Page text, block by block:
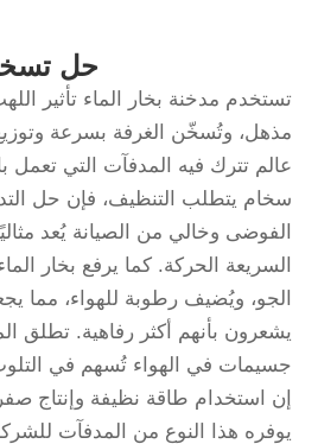
حل
تستخدم مدخنة بخار الماء تأثير
مذهل، وتُسخّن الغرفة بسرعة
عالم تترك فيه المدفآت التي تعمل
سخام يتطلب التنظيف، فإن حل
الفوضى وخالي من الصيانة يُعد مثاليًا
السريعة الحركة. كما يرفع بخار
الجو، ويُضيف رطوبة للهواء، مما
يشعرون بأنهم أكثر رفاهية. تطلق
جسيمات في الهواء تُسهم في
إن استخدام طاقة نظيفة وإنتاج
يوفره هذا النوع من المدفآت